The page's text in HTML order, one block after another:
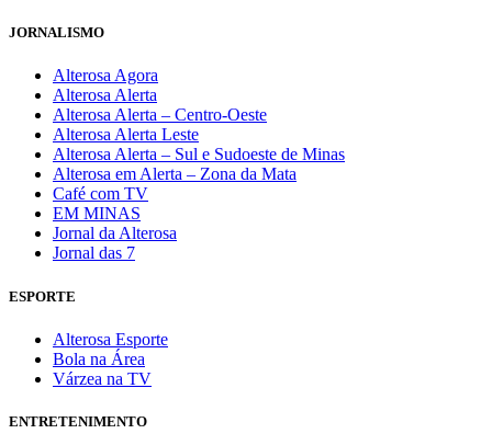
JORNALISMO
Alterosa Agora
Alterosa Alerta
Alterosa Alerta – Centro-Oeste
Alterosa Alerta Leste
Alterosa Alerta – Sul e Sudoeste de Minas
Alterosa em Alerta – Zona da Mata
Café com TV
EM MINAS
Jornal da Alterosa
Jornal das 7
ESPORTE
Alterosa Esporte
Bola na Área
Várzea na TV
ENTRETENIMENTO